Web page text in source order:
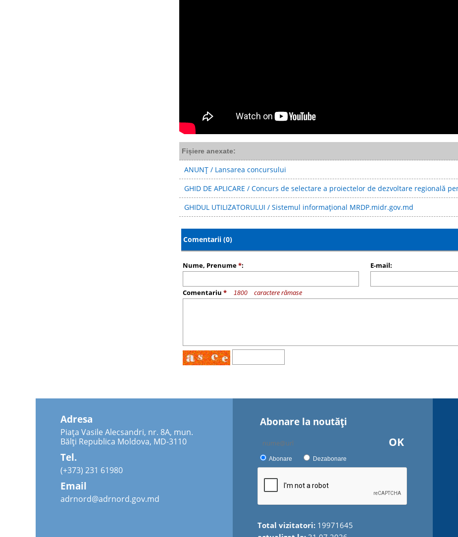
Fișiere anexate:
ANUNȚ / Lansarea concursului
GHID DE APLICARE / Concurs de selectare a proiectelor de dezvoltare regională
GHIDUL UTILIZATORULUI / Sistemul informațional MRDP.midr.gov.md
Comentarii (0)
Nume, Prenume*: E-mail:
Comentariu * caractere rămase
Adresa
Piața Vasile Alecsandri, nr. 8A, mun.
Bălți Republica Moldova, MD-3110
Tel.
(+373) 231 61980
Email
adrnord@adrnord.gov.md
Abonare la noutăţi
OK
Abonare Dezabonare
Total vizitatori: 19971645